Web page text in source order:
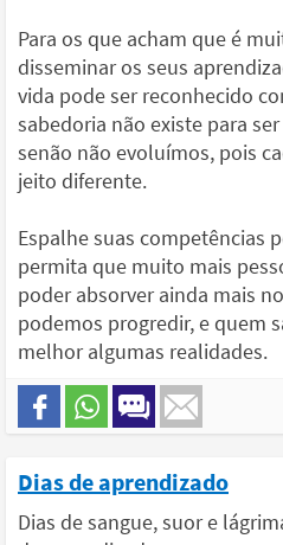
Para os que acham que é
disseminar os seus
vida pode ser reconhecido
sabedoria não existe para
senão não evoluímos, pois
jeito diferente.
Espalhe suas competências
permita que muito mais
poder absorver ainda mais
podemos progredir, e quem
melhor algumas realidades.
Dias de aprendizado
Dias de sangue, suor e